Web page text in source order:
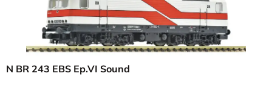
N BR 243 EBS Ep.VI Sound